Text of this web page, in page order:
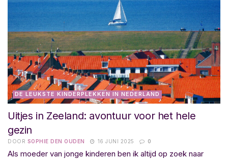
DE LEUKSTE KINDERPLEKKEN IN NEDERLAND
Uitjes in Zeeland: avontuur voor het hele
gezin
DOOR SOPHIE DEN OUDEN 16 JUNI 2025 0
Als moeder van jonge kinderen ben ik altijd op zoek naar